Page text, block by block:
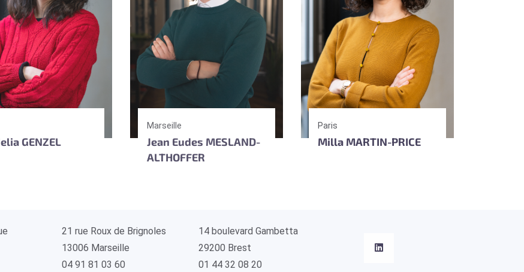
GENZEL
Marseille
Jean Eudes MESLAND-
ALTHOFFER
Paris
Milla MARTIN-PRICE
21 rue Roux de Brignoles
13006 Marseille
04 91 81 03 60
14 boulevard Gambetta
29200 Brest
01 44 32 08 20